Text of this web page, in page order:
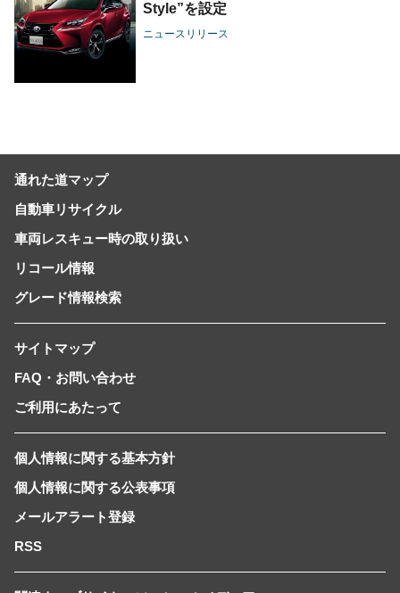
Style”を設定
ニュースリリース
通れた道マップ
自動車リサイクル
車両レスキュー時の取り扱い
リコール情報
グレード情報検索
サイトマップ
FAQ・お問い合わせ
ご利用にあたって
個人情報に関する基本方針
個人情報に関する公表事項
メールアラート登録
RSS